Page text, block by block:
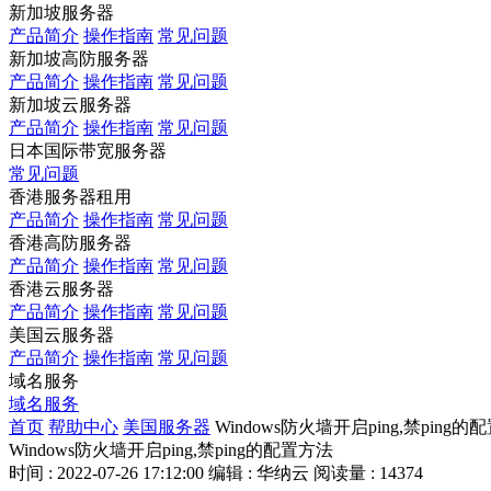
新加坡服务器
产品简介 操作指南 常见问题
新加坡高防服务器
产品简介 操作指南 常见问题
新加坡云服务器
产品简介 操作指南 常见问题
日本国际带宽服务器
常见问题
香港服务器租用
产品简介 操作指南 常见问题
香港高防服务器
产品简介 操作指南 常见问题
香港云服务器
产品简介 操作指南 常见问题
美国云服务器
产品简介 操作指南 常见问题
域名服务
域名服务
首页 帮助中心 美国服务器 Windows防火墙开启ping,禁ping的
Windows防火墙开启ping,禁ping的配置方法
时间 : 2022-07-26 17:12:00 编辑 : 华纳云 阅读量 : 14374